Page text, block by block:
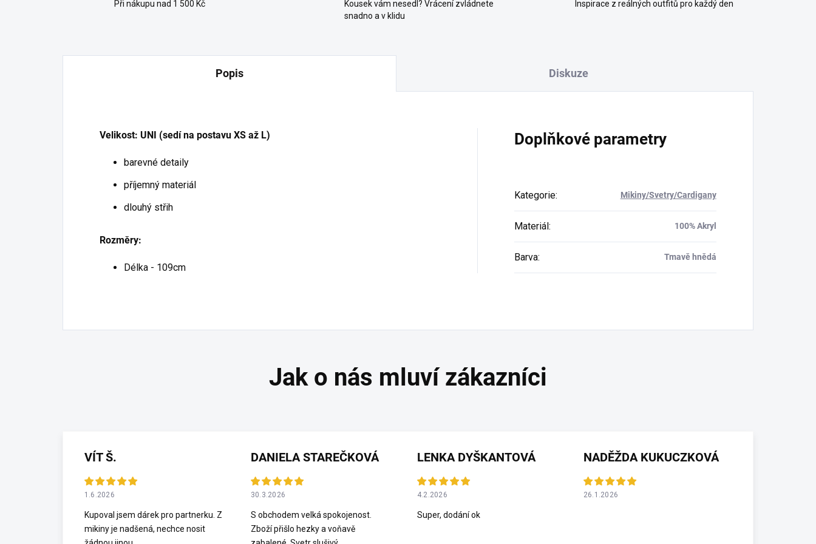
Při nákupu nad 1 500 Kč
Kousek vám nesedl? Vrácení zvládnete
snadno a v klidu
Inspirace z reálných outfitů pro každý den
Popis Diskuze
Velikost: UNI (sedí na postavu XS až L)
barevné detaily
příjemný materiál
dlouhý střih
Rozměry:
Délka - 109cm
Doplňkové parametry
Kategorie: Mikiny/Svetry/Cardigany
Materiál: 100% Akryl
Barva: Tmavě hnědá
VÍT Š.
1.6.2026
Kupoval jsem dárek pro partnerku. Z
mikiny je nadšená, nechce nosit
DANIELA STAREČKOVÁ
30.3.2026
S obchodem velká spokojenost.
Zboží přišlo hezky a voňavě
LENKA DYŠKANTOVÁ
4.2.2026
Super, dodání ok
NADĚŽDA KUKUCZKOVÁ
26.1.2026